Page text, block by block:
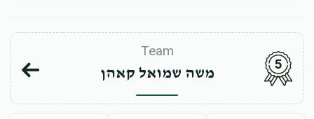
Team
משה שמואל קאהן
5